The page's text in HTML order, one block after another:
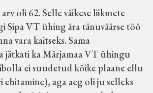
oli 62. Selle väikese liikmete
Sipa VT ühing ära tänuväärse töö
vara kaitseks. Sama
jätkati ka Märjamaa VT ühingu
ei suudetud kõike plaane ellu
aga aeg oli ju selleks